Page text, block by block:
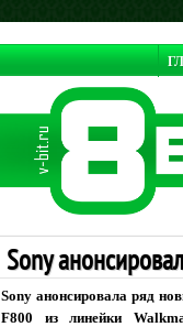
Sony
Sony анонсировала ряд
F800 из линейки